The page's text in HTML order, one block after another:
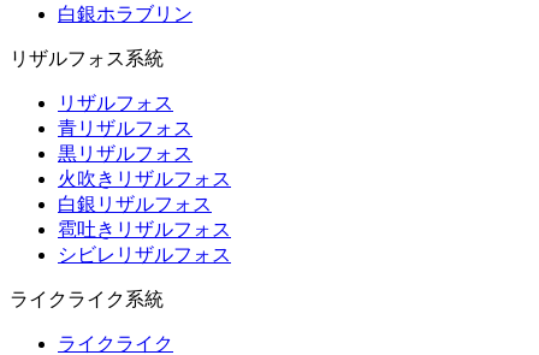
白銀ホラブリン
リザルフォス系統
リザルフォス
青リザルフォス
黒リザルフォス
火吹きリザルフォス
白銀リザルフォス
雹吐きリザルフォス
シビレリザルフォス
ライクライク系統
ライクライク